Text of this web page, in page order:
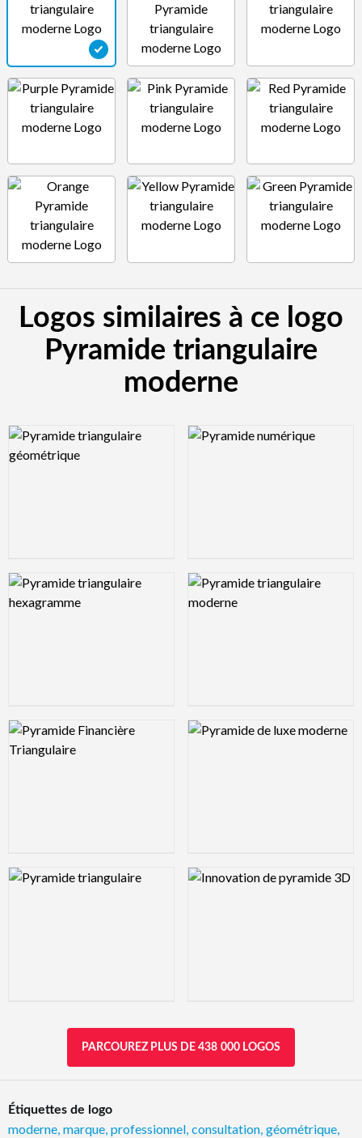
Logos similaires à ce logo
Pyramide triangulaire
moderne
Logo Preview Image Logo Preview Image
Logo Preview Image Logo Preview Image
Logo Preview Image Logo Preview Image
Logo Preview Image Logo Preview Image
PARCOUREZ PLUS DE 438 000 LOGOS
Étiquettes de logo
moderne marque professionnel consultation géométrique